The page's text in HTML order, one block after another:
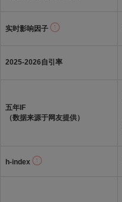
实时影响因子
2025-2026自引率
五年IF
（数据来源于网友提供）
h-index